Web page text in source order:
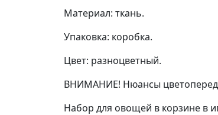
Материал: ткань.
Упаковка: коробка.
Цвет: разноцветный.
ВНИМАНИЕ! Нюансы
Набор для овощей в корзине в